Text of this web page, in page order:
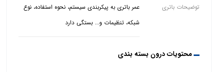
توضیحات باتری
عمر باتری به پیکربندی سیستم، نحوه استفاده، نوع
شبکه، تنظیمات و... بستگی دارد
محتویات درون بسته بندی